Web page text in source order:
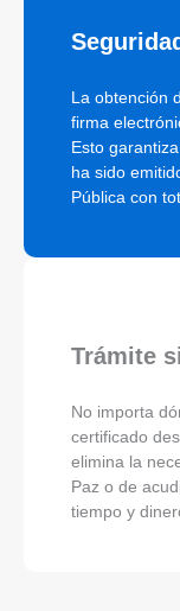
La obtención
firma
Esto
ha sido
Pública con
Trámite
No importa
certificado
elimina la
Paz o de
tiempo y